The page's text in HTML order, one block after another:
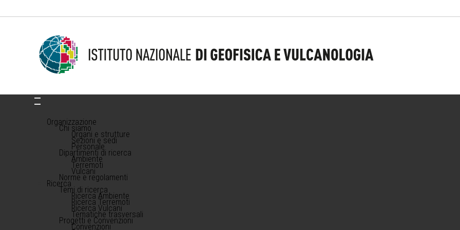
Organizzazione
Chi siamo
Organi e strutture
Sezioni e sedi
Personale
Dipartimenti di ricerca
Ambiente
Terremoti
Vulcani
Norme e regolamenti
Ricerca
Temi di ricerca
Ricerca Ambiente
Ricerca Terremoti
Ricerca Vulcani
Tematiche trasversali
Progetti e Convenzioni
Convenzioni